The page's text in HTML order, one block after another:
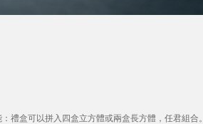
禮盒可以拼入四盒立方體或兩盒長方體，任君組合。